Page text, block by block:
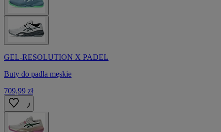
GEL-RESOLUTION X PADEL
Buty do padla męskie
709,99 zł